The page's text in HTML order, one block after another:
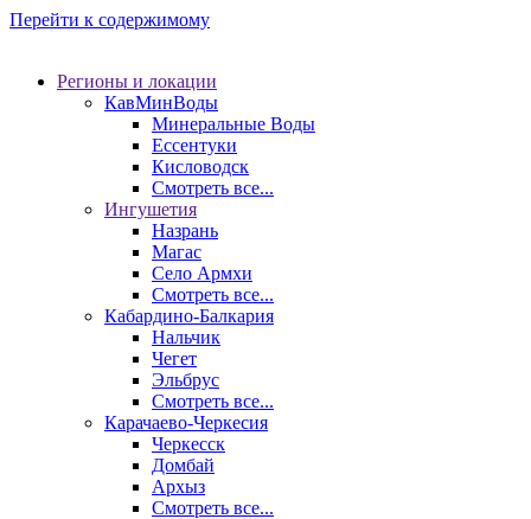
Перейти к содержимому
Регионы и локации
КавМинВоды
Минеральные Воды
Ессентуки
Кисловодск
Смотреть все...
Ингушетия
Назрань
Магас
Село Армхи
Смотреть все...
Кабардино-Балкария
Нальчик
Чегет
Эльбрус
Смотреть все...
Карачаево-Черкесия
Черкесск
Домбай
Архыз
Смотреть все...